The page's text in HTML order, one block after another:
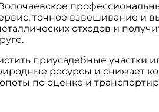
точное взвешивание и
отходов и
приусадебные участки
ресурсы и снижает
по оценке и